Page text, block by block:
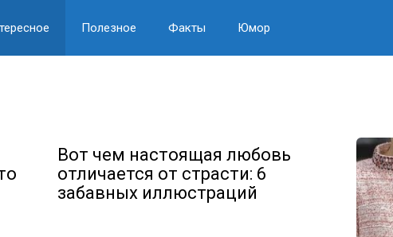
Полезное Факты Юмор
Вот чем настоящая любовь
отличается от страсти: 6
забавных иллюстраций